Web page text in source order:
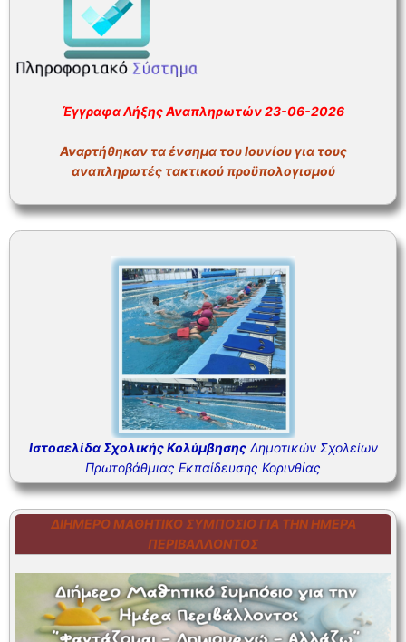
ΣΥΧΝΕΣ ΕΡΩΤΗΣΕΙΣ – ΤΜΗΜΑ ΟΙΚΟΝΟΜΙΚΟΥ
ΣΥΧΝΕΣ ΕΡΩΤΗΣΕΙΣ – ΤΜΗΜΑ ΠΡΟΣΩΠΙΚΟΥ
Έγγραφα Λήξης Αναπληρωτών 23-06-2026
Αναρτήθηκαν τα ένσημα του Ιουνίου για τους
αναπληρωτές τακτικού προϋπολογισμού
Ιστοσελίδα Σχολικής ΚολύμβησηςΔημοτικών Σχολείων
Πρωτοβάθμιας Εκπαίδευσης Κορινθίας
ΔΙΉΜΕΡΟ ΜΑΘΗΤΙΚΌ ΣΥΜΠΌΣΙΟ ΓΙΑ ΤΗΝ ΗΜΈΡΑ
ΠΕΡΙΒΆΛΛΟΝΤΟΣ